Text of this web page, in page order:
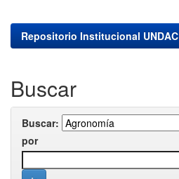
Repositorio Institucional UNDAC
Buscar
Buscar:
por